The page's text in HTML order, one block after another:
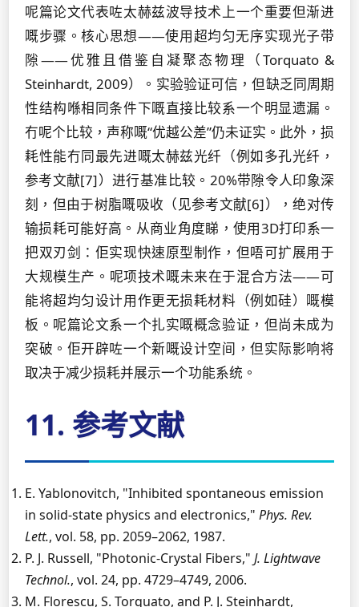
呢篇论文代表咗太赫兹波导技术上一个重要但渐进
嘅步骤。核心思想——使用超均匀无序实现光子带
隙——优雅且借鉴自凝聚态物理（Torquato &
Steinhardt, 2009）。实验验证可信，但缺乏同周期
性结构喺相同条件下嘅直接比较系一个明显遗漏。
冇呢个比较，声称嘅“优越公差”仍未证实。此外，损
耗性能冇同最先进嘅太赫兹光纤（例如多孔光纤，
参考文献[7]）进行基准比较。20%带隙令人印象深
刻，但由于树脂嘅吸收（见参考文献[6]），绝对传
输损耗可能好高。从商业角度睇，使用3D打印系一
把双刃剑：佢实现快速原型制作，但唔可扩展用于
大规模生产。呢项技术嘅未来在于混合方法——可
能将超均匀设计用作更无损耗材料（例如硅）嘅模
板。呢篇论文系一个扎实嘅概念验证，但尚未成为
突破。佢开辟咗一个新嘅设计空间，但实际影响将
取决于减少损耗并展示一个功能系统。
11. 参考文献
E. Yablonovitch, "Inhibited spontaneous emission
in solid-state physics and electronics," Phys. Rev.
Lett., vol. 58, pp. 2059–2062, 1987.
P. J. Russell, "Photonic-Crystal Fibers," J. Lightwave
Technol., vol. 24, pp. 4729–4749, 2006.
M. Florescu, S. Torquato, and P. J. Steinhardt,